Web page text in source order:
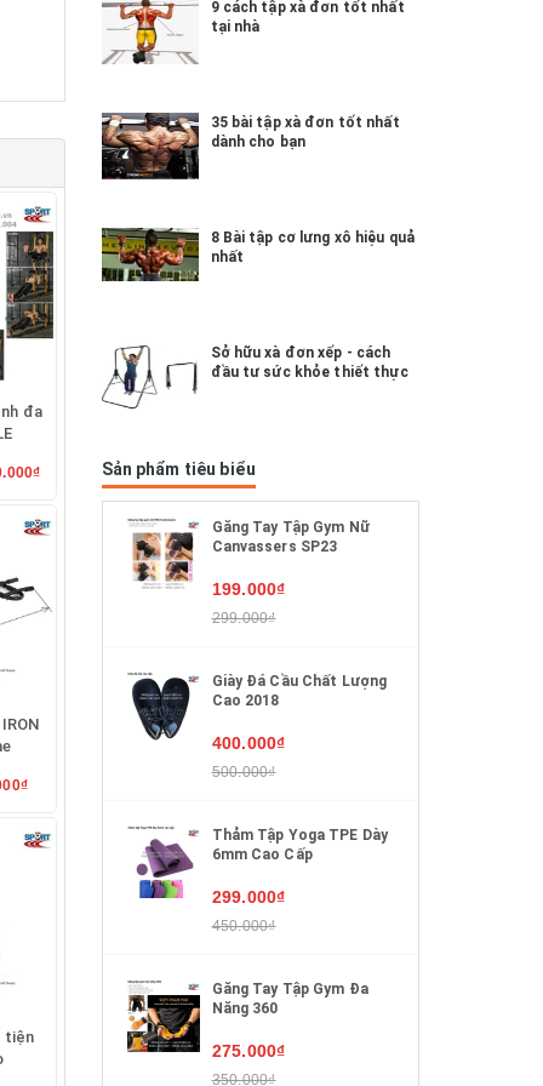
đa
tiện
9 cách tập xà đơn tốt nhất
tại nhà
35 bài tập xà đơn tốt nhất
dành cho bạn
8 Bài tập cơ lưng xô hiệu quả
nhất
Sở hữu xà đơn xếp - cách
đầu tư sức khỏe thiết thực
Sản phẩm tiêu biểu
Găng Tay Tập Gym Nữ
Canvassers SP23
199.000₫
299.000₫
Giày Đá Cầu Chất Lượng
Cao 2018
400.000₫
500.000₫
Thảm Tập Yoga TPE Dày
6mm Cao Cấp
299.000₫
450.000₫
Găng Tay Tập Gym Đa
Năng 360
275.000₫
350.000₫